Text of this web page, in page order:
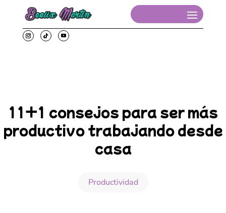
11+1 consejos para ser más
productivo trabajando desde
casa
Productividad